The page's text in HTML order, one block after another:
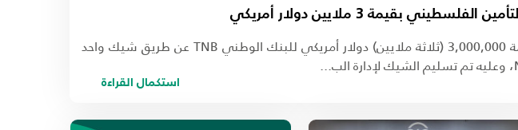
رام الله- ضمن مسؤولية شركة التأمين الوطنية NIC تجاه زبائنها، دفعت الشركة تعويضاً بقيمة 3,000,000 (ثلاثة ملايين) دولار أمريكي للبنك الوطني TNB عن طريق شيك واحد
استكمال القراءة